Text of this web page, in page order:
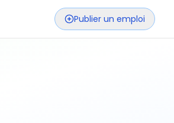
Publier un emploi